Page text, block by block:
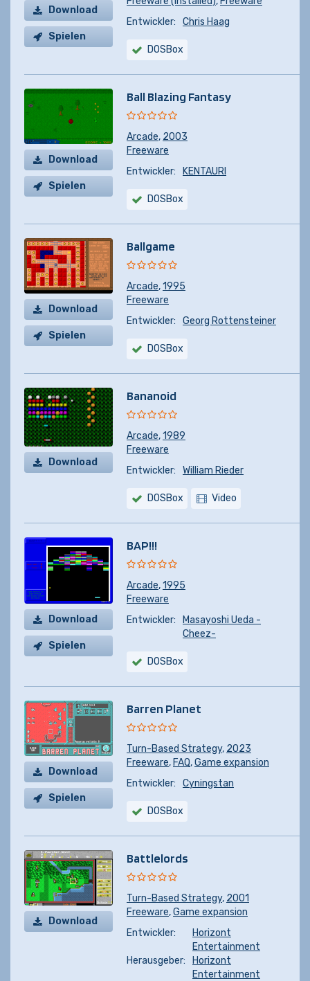
Download
Spielen
Entwickler:
Chris Haag
DOSBox
Download
Spielen
Ball Blazing Fantasy
Arcade, 2003
Freeware
Entwickler:
KENTAURI
DOSBox
Download
Spielen
Ballgame
Arcade,1995
Freeware
Entwickler:
Georg Rottensteiner
DOSBox
Download
Bananoid
Arcade,1989
Freeware
Entwickler:
William Rieder
DOSBox Video
Download
Spielen
BAP!!!
Arcade,1995
Freeware
Entwickler:
Masayoshi Ueda -
Cheez-
DOSBox
Download
Spielen
Barren Planet
Turn-Based Strategy, 2023
Freeware, FAQ,Game expansion
Entwickler:
Cyningstan
DOSBox
Download
Battlelords
Turn-Based Strategy, 2001
Freeware,Game expansion
Entwickler:
Horizont
Entertainment
Herausgeber:
Horizont
Entertainment